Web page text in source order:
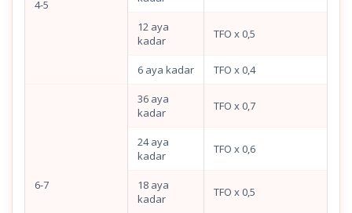
4-5
12 aya
kadar
TFO x 0,5
6 aya kadar TFO x 0,4
6-7
36 aya
kadar
TFO x 0,7
24 aya
kadar
TFO x 0,6
18 aya
kadar
TFO x 0,5